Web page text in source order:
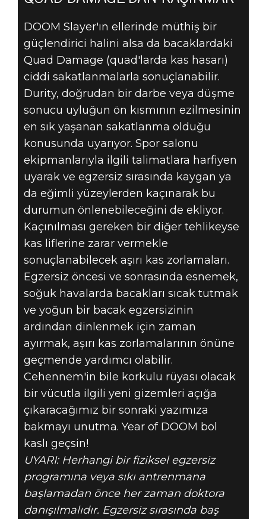
DOOM Slayer'ın ellerinde müthiş bir
güçlendirici halini alsa da bacaklardaki
Quad Damage (quad'larda kas hasarı)
ciddi sakatlanmalarla sonuçlanabilir.
Durity, doğrudan bir darbe veya düşme
sonucu uyluğun ön kısmının ezilmesinin
en sık yaşanan sakatlanma olduğu
konusunda uyarıyor. Spor salonu
ekipmanlarıyla ilgili talimatlara harfiyen
uyarak ve egzersiz sırasında kaygan ya
da eğimli yüzeylerden kaçınarak bu
durumun önlenebileceğini de ekliyor.
Kaçınılması gereken bir diğer tehlikeyse
kas liflerine zarar vermekle
sonuçlanabilecek aşırı kas zorlamaları.
Egzersiz öncesi ve sonrasında esnemek,
soğuk havalarda bacakları sıcak tutmak
ve yoğun bir bacak egzersizinin
ardından dinlenmek için zaman
ayırmak, aşırı kas zorlamalarının önüne
geçmende yardımcı olabilir.
Cehennem'in bile korkulu rüyası olacak
bir vücutla ilgili yeni gizemleri açığa
çıkaracağımız bir sonraki yazımıza
bakmayı unutma. Year of DOOM bol
kaslı geçsin!
UYARI: Herhangi bir fiziksel egzersiz
programına veya sıkı antrenmana
başlamadan önce her zaman doktora
danışılmalıdır. Egzersiz sırasında baş